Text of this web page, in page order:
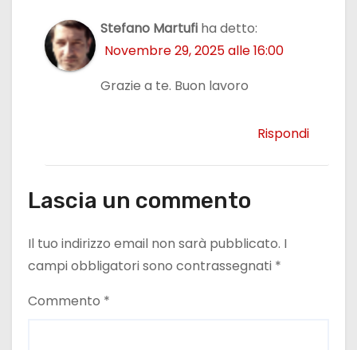
Stefano Martufi ha detto:
Novembre 29, 2025 alle 16:00
Grazie a te. Buon lavoro
Rispondi
Lascia un commento
Il tuo indirizzo email non sarà pubblicato. I
campi obbligatori sono contrassegnati *
Commento *